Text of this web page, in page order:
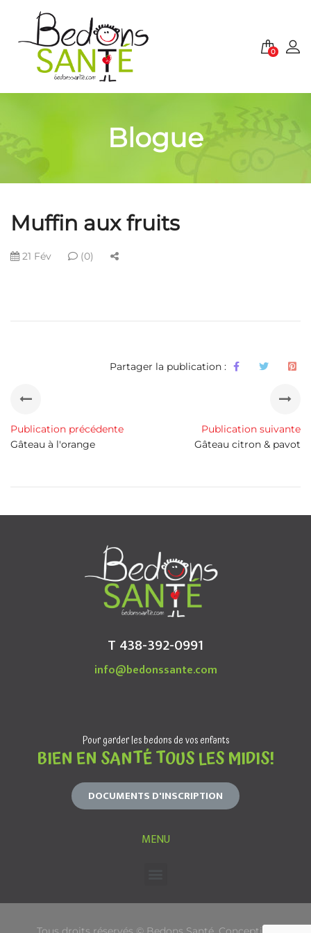
0
Blogue
Muffin aux fruits
21 Fév (0)
Partager la publication :
Publication précédente
Gâteau à l'orange
Publication suivante
Gâteau citron & pavot
T 438-392-0991
info@bedonssante.com
Pour garder les bedons de vos enfants
BIEN EN SANTÉ TOUS LES MIDIS!
DOCUMENTS D'INSCRIPTION
MENU